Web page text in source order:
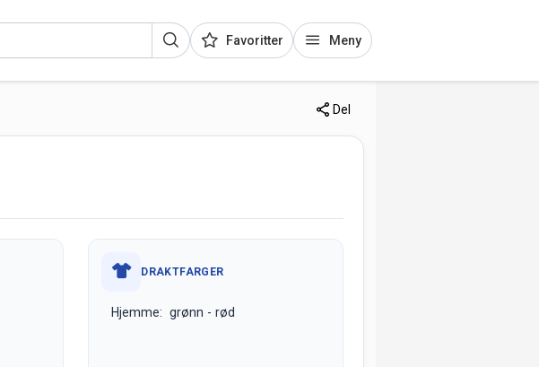
Favoritter Meny
Del
DRAKTFARGER
Hjemme: grønn - rød